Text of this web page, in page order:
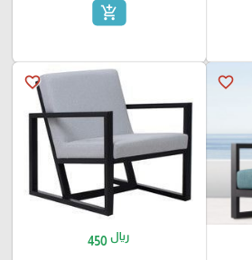
add_shopping_cart
favorite_border
favorite_border
450 ريال